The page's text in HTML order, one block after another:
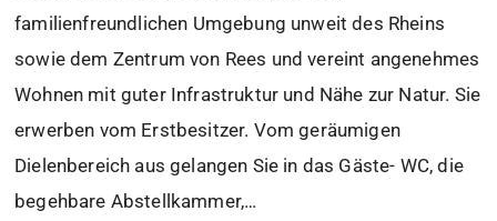
familienfreundlichen Umgebung unweit des Rheins
sowie dem Zentrum von Rees und vereint angenehmes
Wohnen mit guter Infrastruktur und Nähe zur Natur. Sie
erwerben vom Erstbesitzer. Vom geräumigen
Dielenbereich aus gelangen Sie in das Gäste- WC, die
begehbare Abstellkammer,…